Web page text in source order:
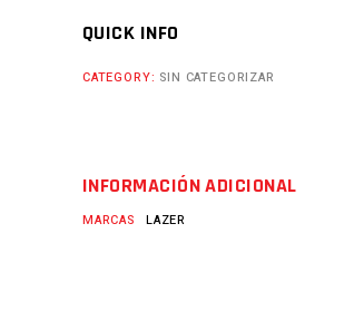
QUICK INFO
CATEGORY: SIN CATEGORIZAR
INFORMACIÓN ADICIONAL
MARCAS LAZER